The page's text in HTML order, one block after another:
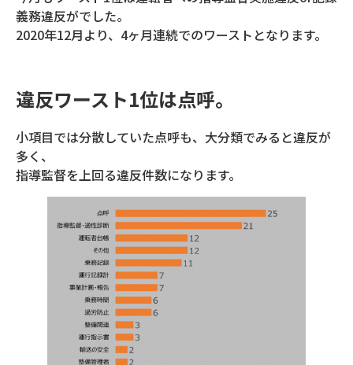
義務違反がでした。
2020年12月より、4ヶ月連続でのワーストとなります。
違反ワースト1位は点呼。
小項目では分散していた点呼も、大分類でみると違反が
多く、
指導監督を上回る違反件数になります。